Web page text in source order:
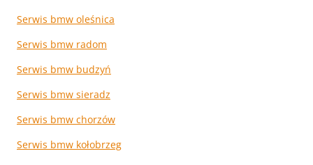
Serwis bmw oleśnica
Serwis bmw radom
Serwis bmw budzyń
Serwis bmw sieradz
Serwis bmw chorzów
Serwis bmw kołobrzeg